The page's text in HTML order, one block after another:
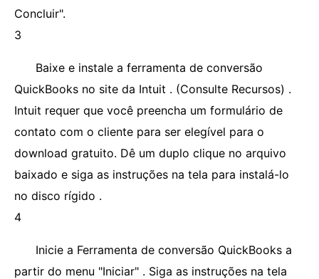
Concluir".
3
Baixe e instale a ferramenta de conversão
QuickBooks no site da Intuit . (Consulte Recursos) .
Intuit requer que você preencha um formulário de
contato com o cliente para ser elegível para o
download gratuito. Dê um duplo clique no arquivo
baixado e siga as instruções na tela para instalá-lo
no disco rígido .
4
Inicie a Ferramenta de conversão QuickBooks a
partir do menu "Iniciar" . Siga as instruções na tela